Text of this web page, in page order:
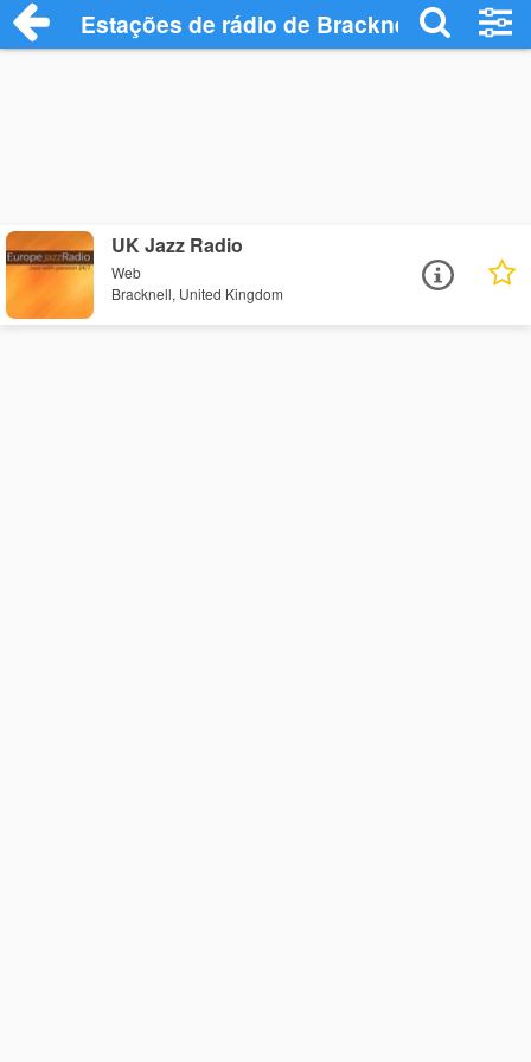
Estações de rádio de Bracknell - Ouça
UK Jazz Radio
Web
Bracknell, United Kingdom